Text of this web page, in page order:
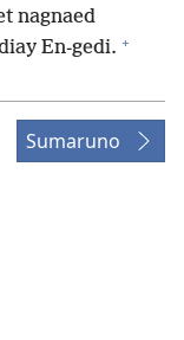
nagnaed
En-gedi. +
Sumaruno